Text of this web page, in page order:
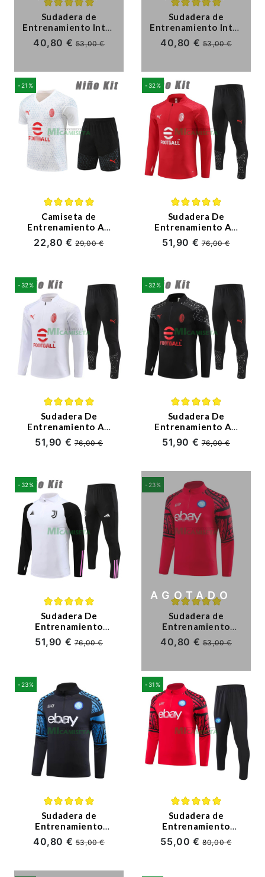
Sudadera de
Entrenamiento Inter
De Mlian 2023/2024
Azul
40,80 €53,00 €
Sudadera de
Entrenamiento Inter
De Mlian 2023/2024
Gris Claro
40,80 €53,00 €
-21%
Camiseta de
Entrenamiento AC
Milan 2023/2024
Niño Kit Blanco
22,80 €29,00 €
-32%
Sudadera De
Entrenamiento AC
Milan 2023/2024
Niño Kit Rojo
51,90 €76,00 €
-32%
Sudadera De
Entrenamiento AC
Milan 2023/2024
Niño Kit Blanco
51,90 €76,00 €
-32%
Sudadera De
Entrenamiento AC
Milan 2023/2024
Niño Kit Negro
51,90 €76,00 €
-32%
Sudadera De
Entrenamiento
Juventus 2023/2024
Niño Kit
51,90 €76,00 €
-23%
Sudadera de
Entrenamiento
Napoli 2023/2024
Rojo
40,80 €53,00 €
AGOTADO
-23%
Sudadera de
Entrenamiento
Napoli 2023/2024
Negro
40,80 €53,00 €
-31%
Sudadera de
Entrenamiento
Napoli 2023/2024 Kit
Rojo
55,00 €80,00 €